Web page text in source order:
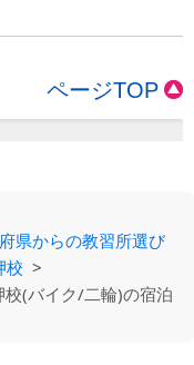
ページTOP
県からの教習所選び
校 >
(バイク/二輪)の宿泊